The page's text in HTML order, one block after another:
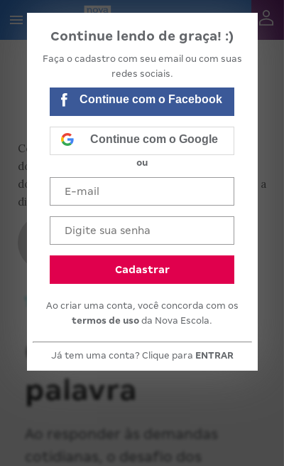
Continue lendo de graça! :)
Faça o cadastro com seu email ou com suas
redes sociais.
Continue com o Facebook
Continue com o Google
ou
Cadastrar
Ao criar uma conta, você concorda com os
termos de uso da Nova Escola.
Já tem uma conta? Clique para ENTRAR
COLUNAS
ÉTICA NA ESCOLA
Confira os artigos de Terezinha Azerêdo Rios,
doutora em Educação, a respeito das dúvidas e
dos desafios enfrentados pelos gestores no dia a
dia da escola
tar
O poder da
palavra